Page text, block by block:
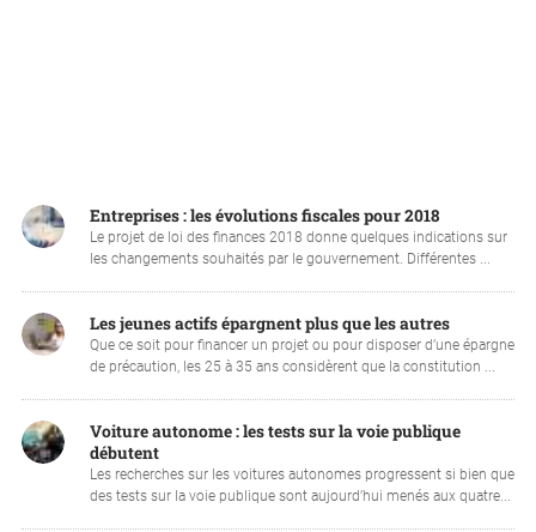
Entreprises : les évolutions fiscales pour 2018
Le projet de loi des finances 2018 donne quelques indications sur
les changements souhaités par le gouvernement. Différentes ...
Les jeunes actifs épargnent plus que les autres
Que ce soit pour financer un projet ou pour disposer d’une épargne
de précaution, les 25 à 35 ans considèrent que la constitution ...
Voiture autonome : les tests sur la voie publique
débutent
Les recherches sur les voitures autonomes progressent si bien que
des tests sur la voie publique sont aujourd’hui menés aux quatre...